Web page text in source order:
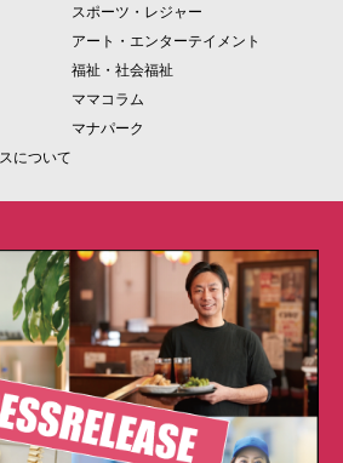
スポーツ・レジャー
アート・エンターテイメント
福祉・社会福祉
ママコラム
マナパーク
について